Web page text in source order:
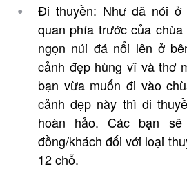
Đi thuyền: Như đã nói ở
quan phía trước của chùa
ngọn núi đá nổi lên ở
cảnh đẹp hùng vĩ và thơ
bạn vừa muốn đi vào
cảnh đẹp này thì đi
hoàn hảo. Các bạn
đồng/khách đối với loại
12 chỗ.